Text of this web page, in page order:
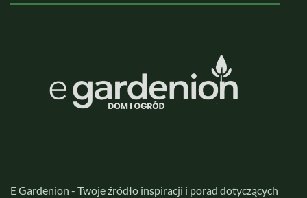
E Gardenion - Twoje źródło inspiracji i porad dotyczących